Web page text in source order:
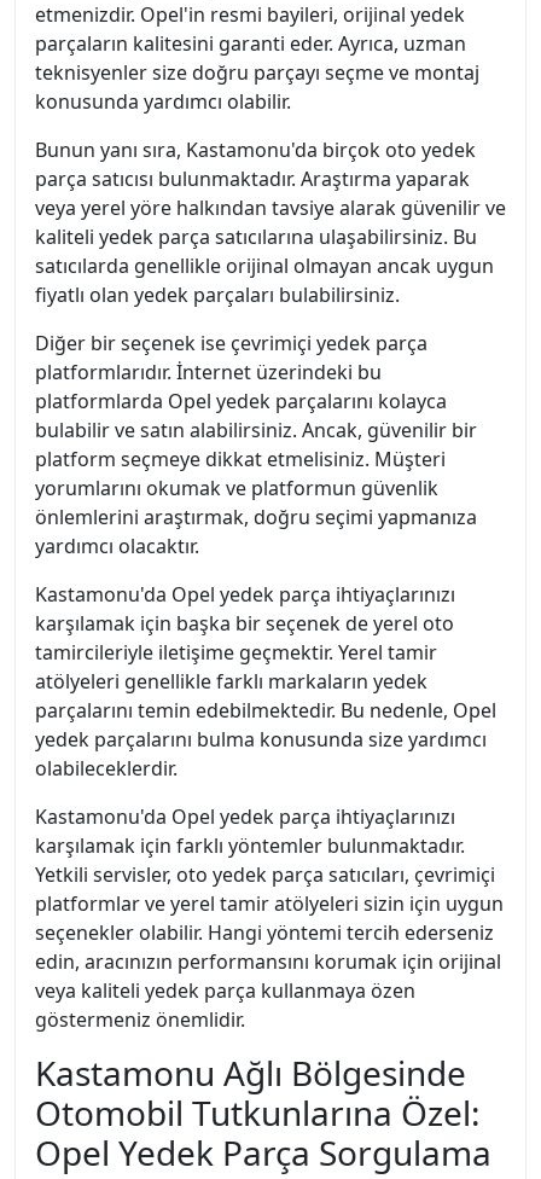
etmenizdir. Opel'in resmi bayileri, orijinal yedek
parçaların kalitesini garanti eder. Ayrıca, uzman
teknisyenler size doğru parçayı seçme ve montaj
konusunda yardımcı olabilir.
Bunun yanı sıra, Kastamonu'da birçok oto yedek
parça satıcısı bulunmaktadır. Araştırma yaparak
veya yerel yöre halkından tavsiye alarak güvenilir ve
kaliteli yedek parça satıcılarına ulaşabilirsiniz. Bu
satıcılarda genellikle orijinal olmayan ancak uygun
fiyatlı olan yedek parçaları bulabilirsiniz.
Diğer bir seçenek ise çevrimiçi yedek parça
platformlarıdır. İnternet üzerindeki bu
platformlarda Opel yedek parçalarını kolayca
bulabilir ve satın alabilirsiniz. Ancak, güvenilir bir
platform seçmeye dikkat etmelisiniz. Müşteri
yorumlarını okumak ve platformun güvenlik
önlemlerini araştırmak, doğru seçimi yapmanıza
yardımcı olacaktır.
Kastamonu'da Opel yedek parça ihtiyaçlarınızı
karşılamak için başka bir seçenek de yerel oto
tamircileriyle iletişime geçmektir. Yerel tamir
atölyeleri genellikle farklı markaların yedek
parçalarını temin edebilmektedir. Bu nedenle, Opel
yedek parçalarını bulma konusunda size yardımcı
olabileceklerdir.
Kastamonu'da Opel yedek parça ihtiyaçlarınızı
karşılamak için farklı yöntemler bulunmaktadır.
Yetkili servisler, oto yedek parça satıcıları, çevrimiçi
platformlar ve yerel tamir atölyeleri sizin için uygun
seçenekler olabilir. Hangi yöntemi tercih ederseniz
edin, aracınızın performansını korumak için orijinal
veya kaliteli yedek parça kullanmaya özen
göstermeniz önemlidir.
Kastamonu Ağlı Bölgesinde
Otomobil Tutkunlarına Özel:
Opel Yedek Parça Sorgulama